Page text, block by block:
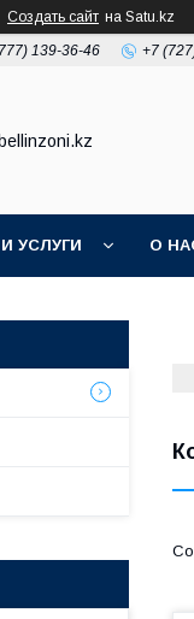
Создать сайт на Satu.kz
139-36-46 +7
УСЛУГИ О